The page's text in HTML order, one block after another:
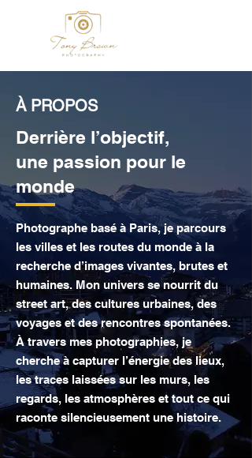
À PROPOS
Derrière l’objectif,
une passion pour le
monde
Photographe basé à Paris, je parcours
les villes et les routes du monde à la
recherche d’images vivantes, brutes et
humaines. Mon univers se nourrit du
street art, des cultures urbaines, des
voyages et des rencontres spontanées.
À travers mes photographies, je
cherche à capturer l’énergie des lieux,
les traces laissées sur les murs, les
regards, les atmosphères et tout ce qui
raconte silencieusement une histoire.